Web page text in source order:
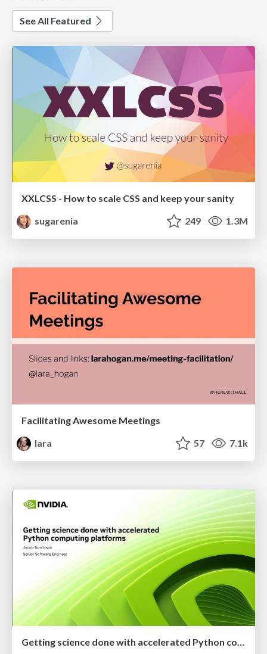
See All Featured
XXLCSS - How to scale CSS and keep your sanity
sugarenia
249 1.3M
Facilitating Awesome Meetings
lara
57 7.1k
Getting science done with accelerated Python computing platforms